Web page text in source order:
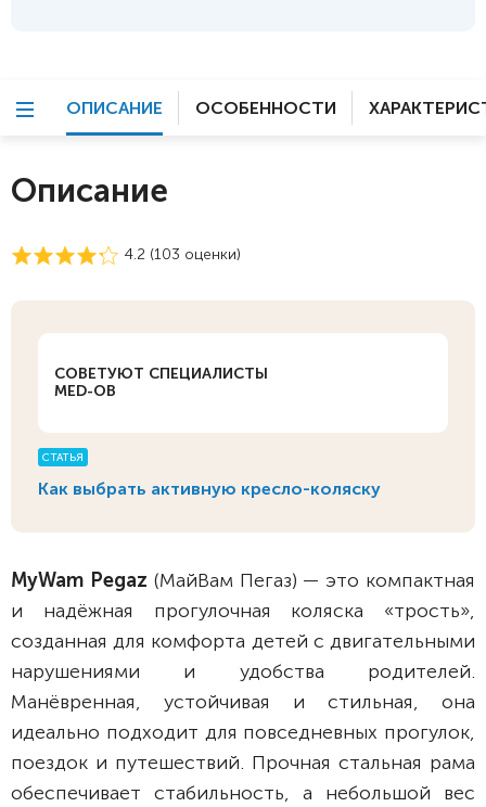
ОПИСАНИЕ ОСОБЕННОСТИ
Описание
4.2 (103 оценки)
СОВЕТУЮТ СПЕЦИАЛИСТЫ
MED-OB
СТАТЬЯ
Как выбрать активную кресло-коляску
MyWam Pegaz (МайВам Пегаз) — это компактная
и надёжная прогулочная коляска «трость»,
созданная для комфорта детей с двигательными
нарушениями и удобства родителей.
Манёвренная, устойчивая и стильная, она
идеально подходит для повседневных прогулок,
поездок и путешествий. Прочная стальная рама
обеспечивает стабильность, а небольшой вес